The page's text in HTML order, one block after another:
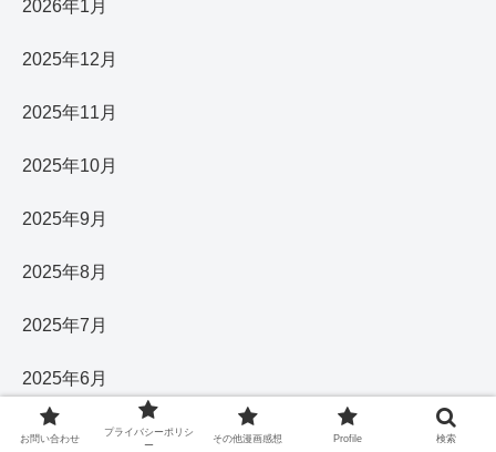
2026年1月
2025年12月
2025年11月
2025年10月
2025年9月
2025年8月
2025年7月
2025年6月
2025年5月
お問い合わせ
プライバシーポリシ
ー
その他漫画感想 Profile 検索